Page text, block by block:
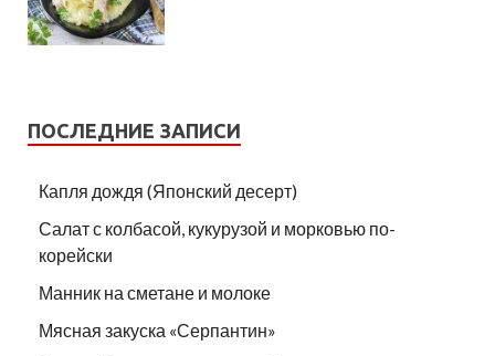
ПОСЛЕДНИЕ ЗАПИСИ
Капля дождя (Японский десерт)
Салат с колбасой, кукурузой и морковью по-
корейски
Манник на сметане и молоке
Мясная закуска «Серпантин»